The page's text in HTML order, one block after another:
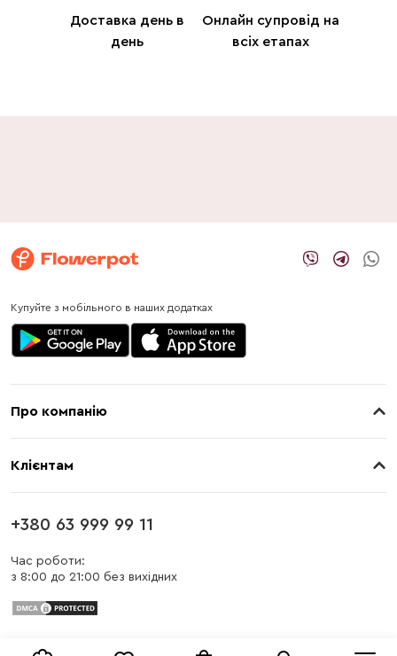
Доставка день в
день
Онлайн супровід на
всіх етапах
Купуйте з мобільного в наших додатках
Про компанію
Клієнтам
Оплата
Блог
Публічна оферта
+380 63 999 99 11
Час роботи:
з 8:00 до 21:00 без вихідних